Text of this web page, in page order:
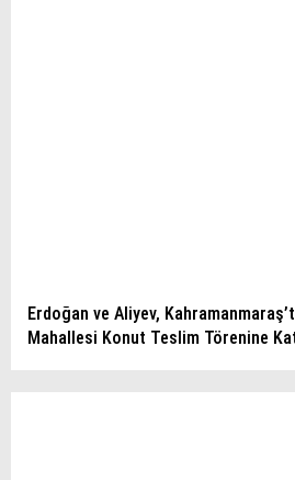
Erdoğan ve Aliyev,
Mahallesi Konut Teslim Törenine